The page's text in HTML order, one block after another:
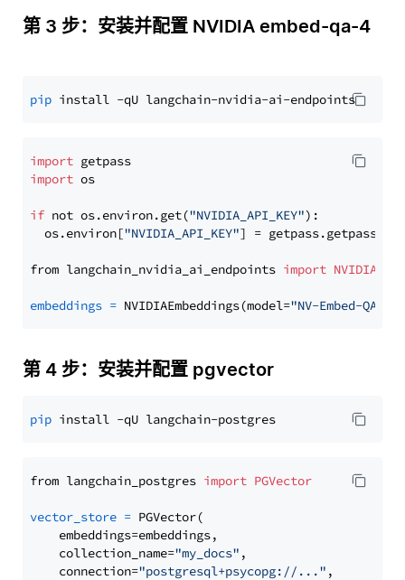
第 3 步：安装并配置 NVIDIA embed-qa-4
pip
import
import os
if not os.environ.get("NVIDIA_API_KEY"):
  os.environ[
"NVIDIA_API_KEY"] = getpass.getpass(
from langchain_nvidia_ai_endpoints import
embeddings = NVIDIAEmbeddings(model="NV-Embed-QA"
第 4 步：安装并配置 pgvector
pip
from langchain_postgres import PGVector
vector_store = PGVector(
    embeddings=embeddings,
    collection_name=
"my_docs" ,
    connection=
"postgresql+psycopg://..." ,